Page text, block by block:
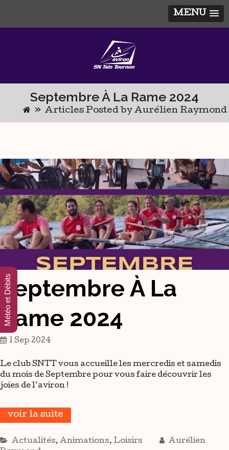
MENU
Septembre À La Rame 2024
» Articles Posted by Aurélien Raymond
Septembre À La
Rame 2024
1 Sep 2024
Le club SNTT vous accueille les mercredis et samedis
du mois de Septembre pour vous faire découvrir les
joies de l’aviron !
voir la suite
Actualités, Animations, Loisirs
Aurélien
Météo et Débits